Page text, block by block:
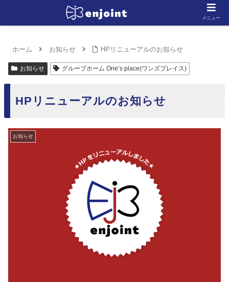
ホーム お知らせ HPリニューアルのお知らせ
お知らせ グループホーム One’s place(ワンズプレイス)
HPリニューアルのお知らせ
お知らせ
メニュー